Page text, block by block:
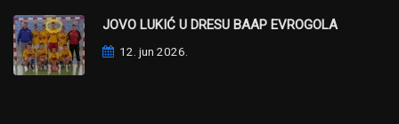
JOVO LUKIĆ U DRESU BAAP EVROGOLA
12. jun 2026.